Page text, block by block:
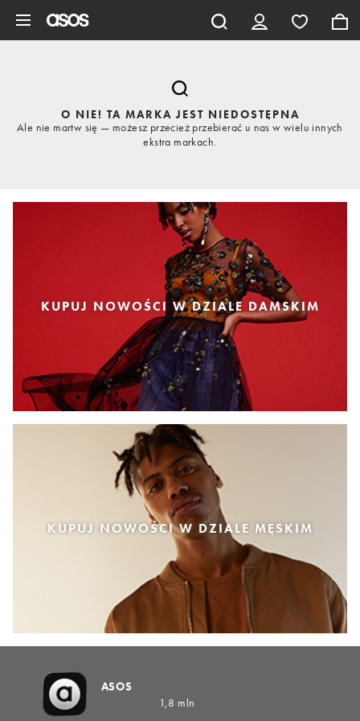
O NIE! TA MARKA JEST NIEDOSTĘPNA
Ale nie martw się — możesz przecież przebierać u nas w wielu innych
ekstra markach.
KUPUJ NOWOŚCI W DZIALE DAMSKIM
KUPUJ NOWOŚCI W DZIALE MĘSKIM
ASOS
1,8 mln